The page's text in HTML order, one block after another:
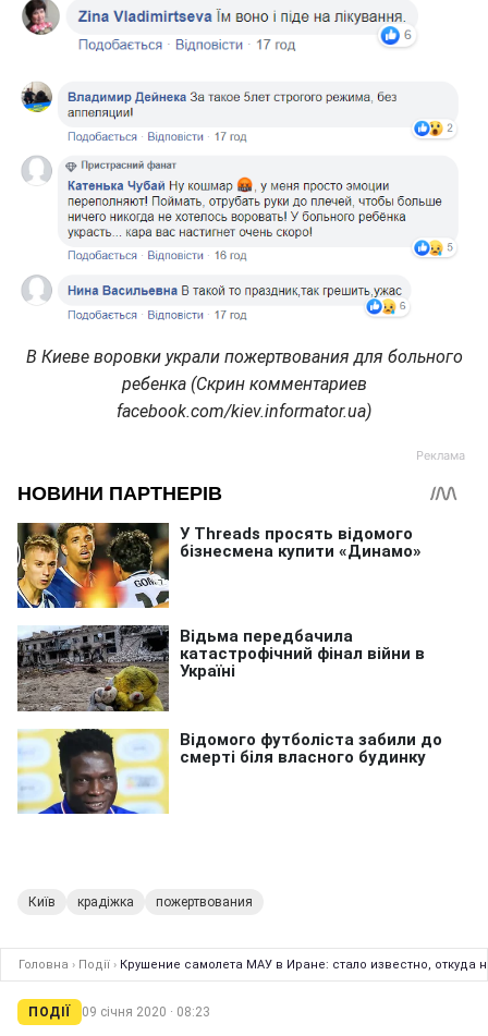
В Киеве воровки украли пожертвования для больного
ребенка (Скрин комментариев
facebook.com/kiev.informator.ua)
Київ крадіжка пожертвования
Головна › Події › Крушение самолета МАУ в Иране: стало известно,
ПОДІЇ 09 січня 2020 · 08:23